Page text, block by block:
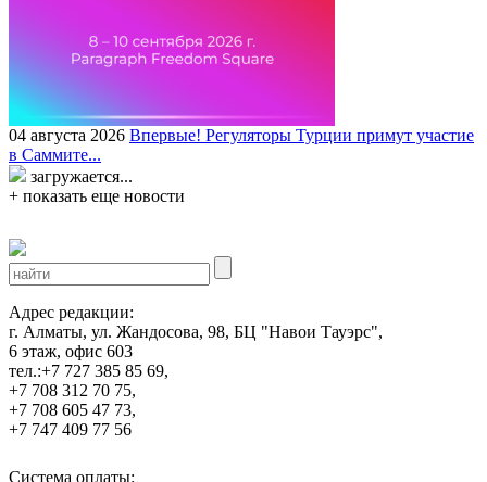
04 августа 2026 Впервые! Регуляторы Турции примут участие
в Саммите...
загружается...
+ показать еще новости
Адрес редакции:
г. Алматы, ул. Жандосова, 98, БЦ "Навои Тауэрс",
6 этаж, офис 603
тел.:+7 727 385 85 69,
+7 708 312 70 75,
+7 708 605 47 73,
+7 747 409 77 56
Система оплаты: